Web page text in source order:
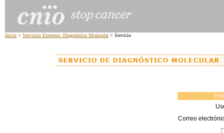
Inicio > Servicios Externos: Diagnóstico Molecular> Servicio
Correo